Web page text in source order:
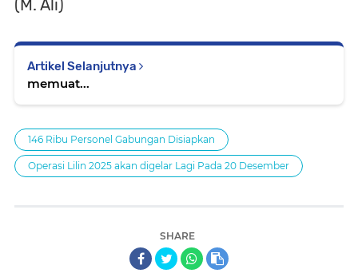
(M. Ali)
Artikel Selanjutnya
memuat...
146 Ribu Personel Gabungan Disiapkan
Operasi Lilin 2025 akan digelar Lagi Pada 20 Desember
SHARE